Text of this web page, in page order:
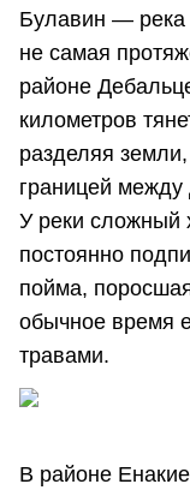
Булавин — река
не самая
районе
километров
разделяя
границей
У реки сложный
постоянно
пойма,
обычное время
травами.
В районе